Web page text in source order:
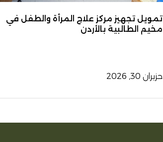
تمويل تجهيز مركز علاج المرأة والطفل في
مخيم الطالبية بالأردن
حزيران 30, 2026